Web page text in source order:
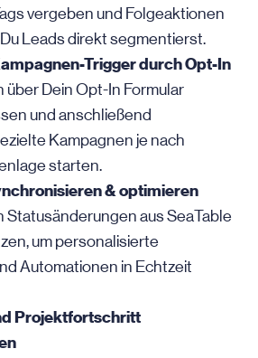
vergeben und Folgeaktionen
Leads direkt segmentierst.
Trigger durch Opt-In
über Dein Opt-In Formular
und anschließend
Kampagnen je nach
starten.
& optimieren
Statusänderungen aus SeaTable
um personalisierte
Automationen in Echtzeit
Projektfortschritt